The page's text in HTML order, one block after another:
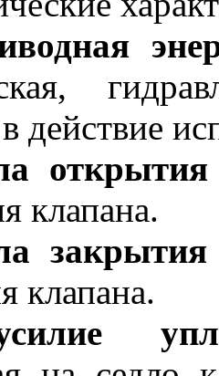
действие
клапана.
клапана.